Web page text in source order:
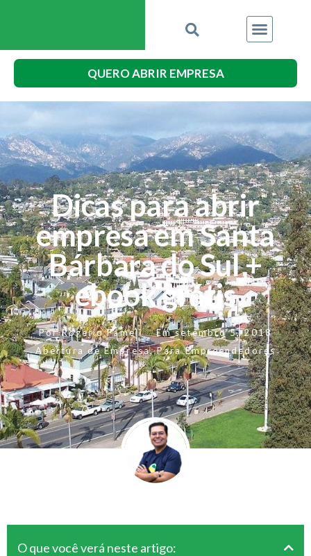
QUERO ABRIR EMPRESA
Dicas para abrir
empresa em Santa
Bárbara do Sul +
ebook grátis
PorRogerio Fameli Em setembro 5, 2018
Abertura de Empresa,Para Empreendedores
O que você verá neste artigo: